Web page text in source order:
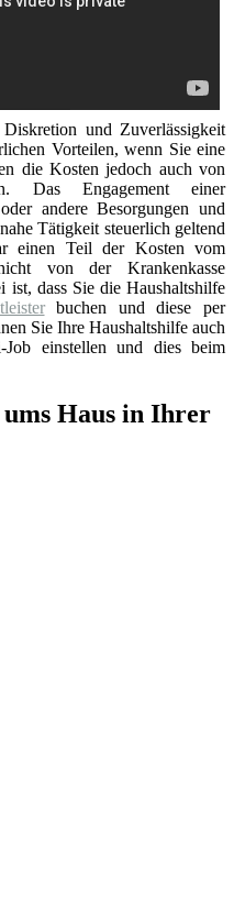
und Zuverlässigkeit
Vorteilen, wenn Sie eine
die Kosten jedoch auch von
Das Engagement einer
oder andere Besorgungen und
Tätigkeit steuerlich geltend
einen Teil der Kosten vom
von der Krankenkasse
ist, dass Sie die Haushaltshilfe
buchen und diese per
Sie Ihre Haushaltshilfe auch
Job einstellen und dies beim
Haus in Ihrer